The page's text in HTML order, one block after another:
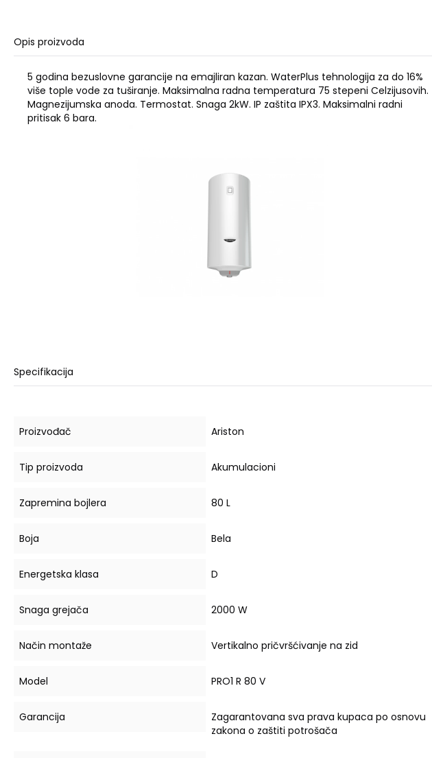
Opis proizvoda
5 godina bezuslovne garancije na emajliran kazan. WaterPlus tehnologija za do 16%
više tople vode za tuširanje. Maksimalna radna temperatura 75 stepeni Celzijusovih.
Magnezijumska anoda. Termostat. Snaga 2kW. IP zaštita IPX3. Maksimalni radni
pritisak 6 bara.
Specifikacija
Proizvođač Ariston
Tip proizvoda Akumulacioni
Zapremina bojlera 80 L
Boja Bela
Energetska klasa D
Snaga grejača 2000 W
Način montaže Vertikalno pričvršćivanje na zid
Model PRO1 R 80 V
Garancija
Zagarantovana sva prava kupaca po osnovu
zakona o zaštiti potrošača